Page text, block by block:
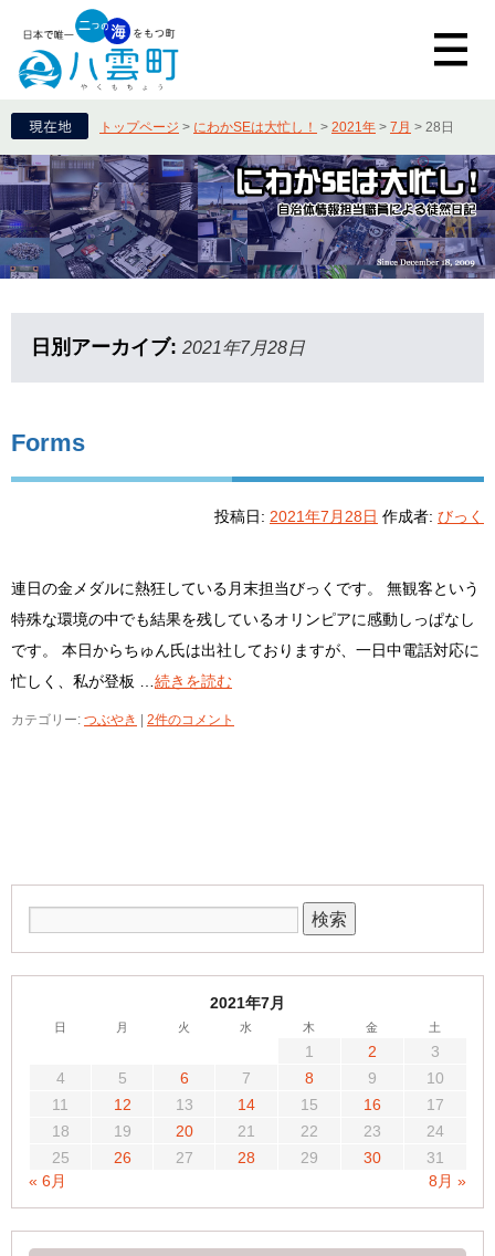
トップページ > にわかSEは大忙し！ > 2021年 > 7月 > 28日
日別アーカイブ: 2021年7月28日
Forms
投稿日: 2021年7月28日 作成者: びっく
連日の金メダルに熱狂している月末担当びっくです。 無観客という
特殊な環境の中でも結果を残しているオリンピアに感動しっぱなし
です。 本日からちゅん氏は出社しておりますが、一日中電話対応に
忙しく、私が登板 … 続きを読む
カテゴリー: つぶやき 2件のコメント
2021年7月
日 月 火 水 木 金 土
1 2
3
4
5 6 7 8 9
10
11
12 13 14 15 16
17
18
19 20 21 22 23
24
25
26 27 28 29 30
31
« 6月
8月 »